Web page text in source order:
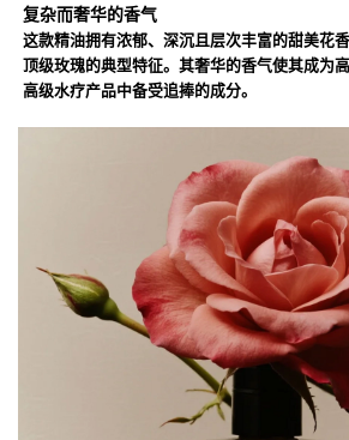
复杂而奢华的香气
这款精油拥有浓郁、深沉且层次丰富的甜美花
顶级玫瑰的典型特征。其奢华的香气使其成为
高级水疗产品中备受追捧的成分。